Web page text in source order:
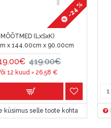
-24 %
MÕÕTMED (LxSxK)
x 144.00cm x 90.00cm
419.00€
12 kuud = 26.58 €
küsimus selle toote kohta